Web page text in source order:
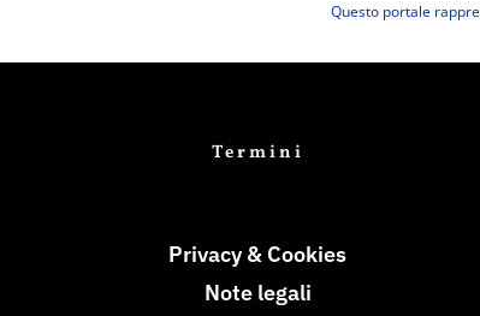
Questo portale
Termini
Privacy & Cookies
Note legali